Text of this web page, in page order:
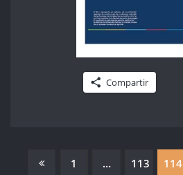
Compartir
PAGINACIÓN
1 … 113 114